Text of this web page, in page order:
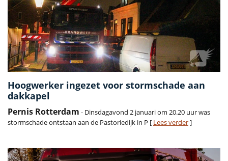
Hoogwerker ingezet voor stormschade aan
dakkapel
Pernis Rotterdam - Dinsdagavond 2 januari om 20.20 uur was
stormschade ontstaan aan de Pastoriedijk in P [ Lees verder]